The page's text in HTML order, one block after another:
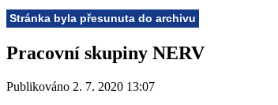
Stránka byla přesunuta do archivu
Pracovní skupiny NERV
Publikováno 2. 7. 2020 13:07